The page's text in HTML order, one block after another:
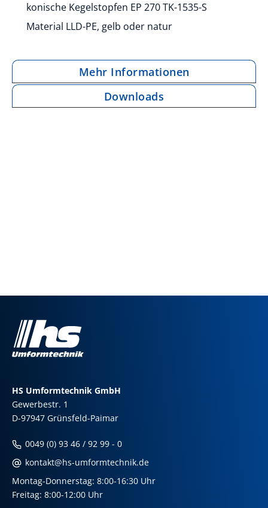
konische Kegelstopfen EP 270 TK-1535-S
Material LLD-PE, gelb oder natur
Mehr Informationen
Downloads
HS Umformtechnik GmbH
Gewerbestr. 1
D-97947 Grünsfeld-Paimar
0049 (0) 93 46 / 92 99 - 0
kontakt@hs-umformtechnik.de
Montag-Donnerstag: 8:00-16:30 Uhr
Freitag: 8:00-12:00 Uhr